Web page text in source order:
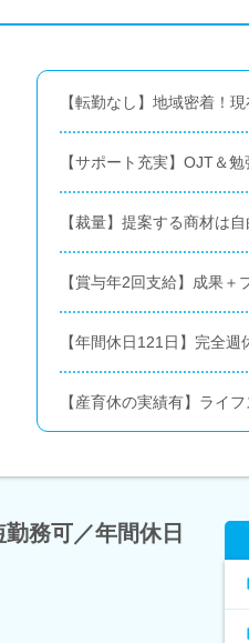
【転勤なし】地域密着！
【サポート充実】OJT＆
【裁量】提案する商材は
【賞与年2回支給】成果
【年間休日121日】完全
【産育休の実績有】ライ
務可／年間休日